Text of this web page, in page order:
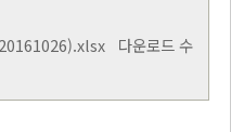
다운로드 수